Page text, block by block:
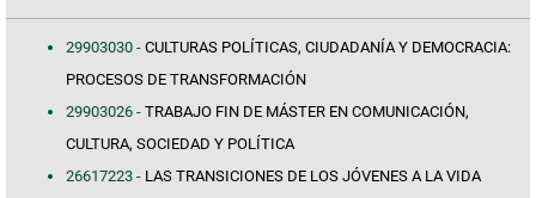
29903030 - CULTURAS POLÍTICAS, CIUDADANÍA Y DEMOCRACIA:
PROCESOS DE TRANSFORMACIÓN
29903026 - TRABAJO FIN DE MÁSTER EN COMUNICACIÓN,
CULTURA, SOCIEDAD Y POLÍTICA
26617223 - LAS TRANSICIONES DE LOS JÓVENES A LA VIDA